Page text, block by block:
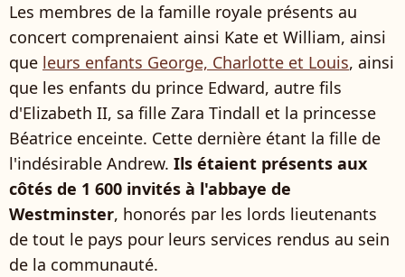
Les membres de la famille royale présents au
concert comprenaient ainsi Kate et William, ainsi
que leurs enfants George, Charlotte et Louis, ainsi
que les enfants du prince Edward, autre fils
d'Elizabeth II, sa fille Zara Tindall et la princesse
Béatrice enceinte. Cette dernière étant la fille de
l'indésirable Andrew. Ils étaient présents aux
côtés de 1 600 invités à l'abbaye de
Westminster, honorés par les lords lieutenants
de tout le pays pour leurs services rendus au sein
de la communauté.